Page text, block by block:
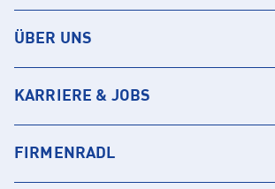
ÜBER UNS
KARRIERE & JOBS
FIRMENRADL